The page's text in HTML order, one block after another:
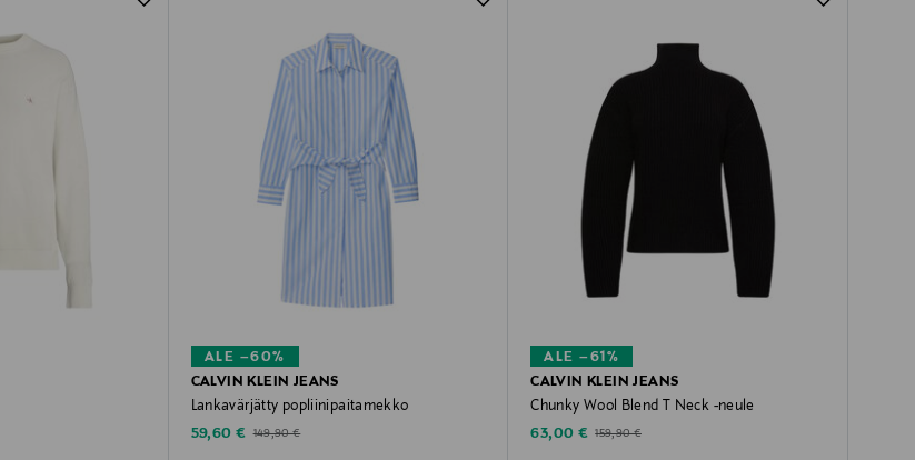
ALE –60%
CALVIN KLEIN JEANS
Lankavärjätty popliinipaitamekko
Discounted Price
59,60 € Original Price
149,90 €
ALE –61%
CALVIN KLEIN JEANS
Chunky Wool Blend T Neck -neule
Discounted Price
63,00 € Original Price
159,90 €